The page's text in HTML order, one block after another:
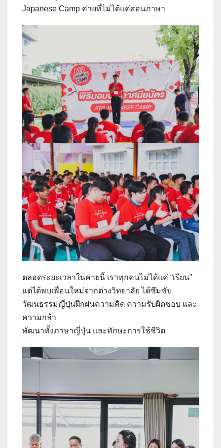
Japanese Camp ค่ายที่ไม่ได้แค่สอนภาษา
ตลอดระยะเวลาในค่ายนี้ เราทุกคนไม่ได้แค่ “เรียน”
แต่ได้พบเพื่อนใหม่จากต่างวิทยาลัย ได้ซึมซับ
วัฒนธรรมญี่ปุ่นฝึกฝนความคิด ความรับผิดชอบ และ
ความกล้า
พัฒนาทั้งภาษาญี่ปุ่น และทักษะการใช้ชีวิต